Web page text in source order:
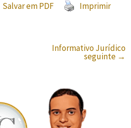
Salvar em PDF Imprimir
Informativo Jurídico
seguinte →